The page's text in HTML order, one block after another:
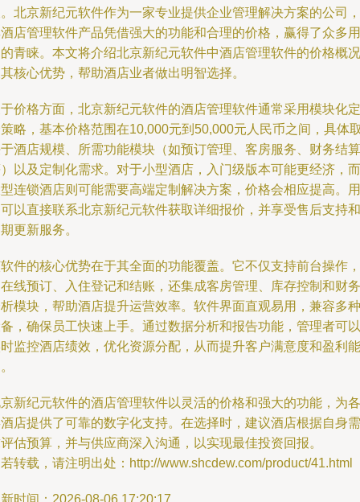
北京新纪元软件作为一家专业提供企业管理解决方案的公司，
店管理软件产品凭借强大的功能和合理的价格，赢得了众多用
青睐。本文将介绍北京新纪元软件中酒店管理软件的价格概况
核心优势，帮助酒店业者做出明智选择。
价格方面，北京新纪元软件的酒店管理软件通常采用模块化定
略，基本价格范围在10,000元到50,000元人民币之间，具体
酒店规模、所需功能模块（如预订管理、客房服务、财务结算
以及定制化需求。对于小型酒店，入门级版本可能更经济，而
连锁酒店则可能需要高端定制解决方案，价格会相应提高。用
以直接联系北京新纪元软件获取详细报价，并享受售后支持和
更新服务。
件的核心优势在于其全面的功能覆盖。它不仅支持前台操作，
线预订、入住登记和结账，还集成客房管理、库存控制和财务
模块，帮助酒店提升运营效率。软件界面直观易用，兼容多种
，确保员工快速上手。通过数据分析和报告功能，管理者可以
监控酒店绩效，优化资源分配，从而提升客户满意度和盈利能
新纪元软件的酒店管理软件以灵活的价格和强大的功能，为各
店提供了可靠的数字化支持。在选择时，建议酒店根据自身需
估预算，并与供应商深入沟通，以实现最佳投资回报。
转载，请注明出处：http://www.shcdew.com/product/41.html
时间：2026-08-06 17:20:17